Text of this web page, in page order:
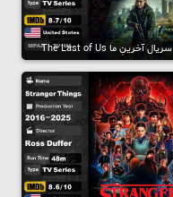
سریال آخرینِ ما The Last of Us